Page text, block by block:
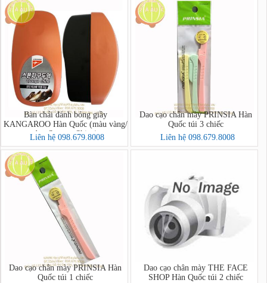
Bàn chải đánh bóng giầy
KANGAROO Hàn Quốc (màu vàng/
đen-Sponge Shine)
Liên hệ 098.679.8008
Dao cạo chân mày PRINSIA Hàn
Quốc túi 3 chiếc
Liên hệ 098.679.8008
Dao cạo chân mày PRINSIA Hàn
Quốc túi 1 chiếc
Dao cạo chân mày THE FACE
SHOP Hàn Quốc túi 2 chiếc